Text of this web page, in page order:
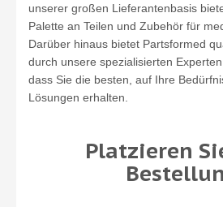
unserer großen Lieferantenbasis
Palette an Teilen und Zubehör für
Darüber hinaus bietet Partsformed
durch unsere spezialisierten
dass Sie die besten, auf Ihre
Lösungen erhalten.
Platzieren